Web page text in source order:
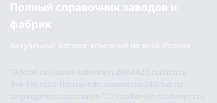
Полный справочник заводов и
фабрик
Актуальный каталог компаний по всей России
133chel.ru13autor-kolonka.ru2864420.ru2rich.ru
3-d-file.ru3d-file.rua-cdc.ruaalse.rua380club.ru
airgungames.ruaccounts-112.ruadler-jun.ruadonyev.ru